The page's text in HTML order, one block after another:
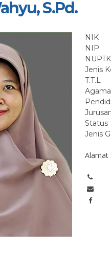
S.Pd.
NIK
NIP
NUPTK
Jenis
T.T.L
Agama
Status
Jenis
Alamat :